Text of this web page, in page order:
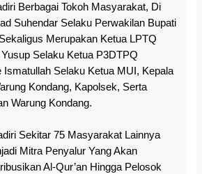
Berbagai Tokoh Masyarakat, Di
Suhendar Selaku Perwakilan Bupati
Merupakan Ketua LPTQ
Selaku Ketua P3DTPQ
Ismatullah Selaku Ketua MUI, Kepala
Kondang, Kapolsek, Serta
Warung Kondang.
Sekitar 75 Masyarakat Lainnya
Mitra Penyalur Yang Akan
Al-Qur’an Hingga Pelosok